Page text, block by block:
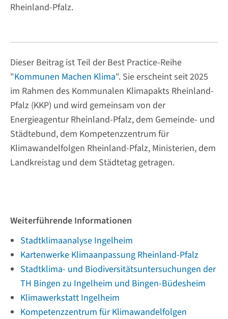
Rheinland-Pfalz.
Dieser Beitrag ist Teil der Best Practice-Reihe
"Kommunen Machen Klima". Sie erscheint seit 2025
im Rahmen des Kommunalen Klimapakts Rheinland-
Pfalz (KKP) und wird gemeinsam von der
Energieagentur Rheinland-Pfalz, dem Gemeinde- und
Städtebund, dem Kompetenzzentrum für
Klimawandelfolgen Rheinland-Pfalz, Ministerien, dem
Landkreistag und dem Städtetag getragen.
Weiterführende Informationen
Stadtklimaanalyse Ingelheim
Kartenwerke Klimaanpassung Rheinland-Pfalz
Stadtklima- und Biodiversitätsuntersuchungen der
TH Bingen zu Ingelheim und Bingen-Büdesheim
Klimawerkstatt Ingelheim
Kompetenzzentrum für Klimawandelfolgen